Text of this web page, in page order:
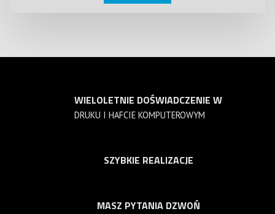
WIELOLETNIE DOŚWIADCZENIE W
DRUKU I HAFCIE KOMPUTEROWYM
SZYBKIE REALIZACJE
MASZ PYTANIA DZWOŃ